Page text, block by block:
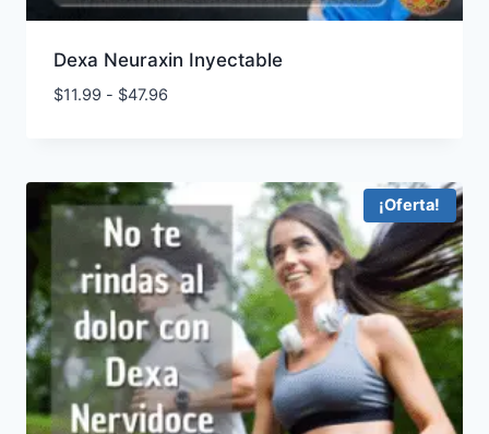
Dexa Neuraxin Inyectable
$11.99 - $47.96Rango
$11.99
hasta
$47.96
¡Oferta!